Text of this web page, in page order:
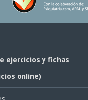
ejercicios y fichas
online)